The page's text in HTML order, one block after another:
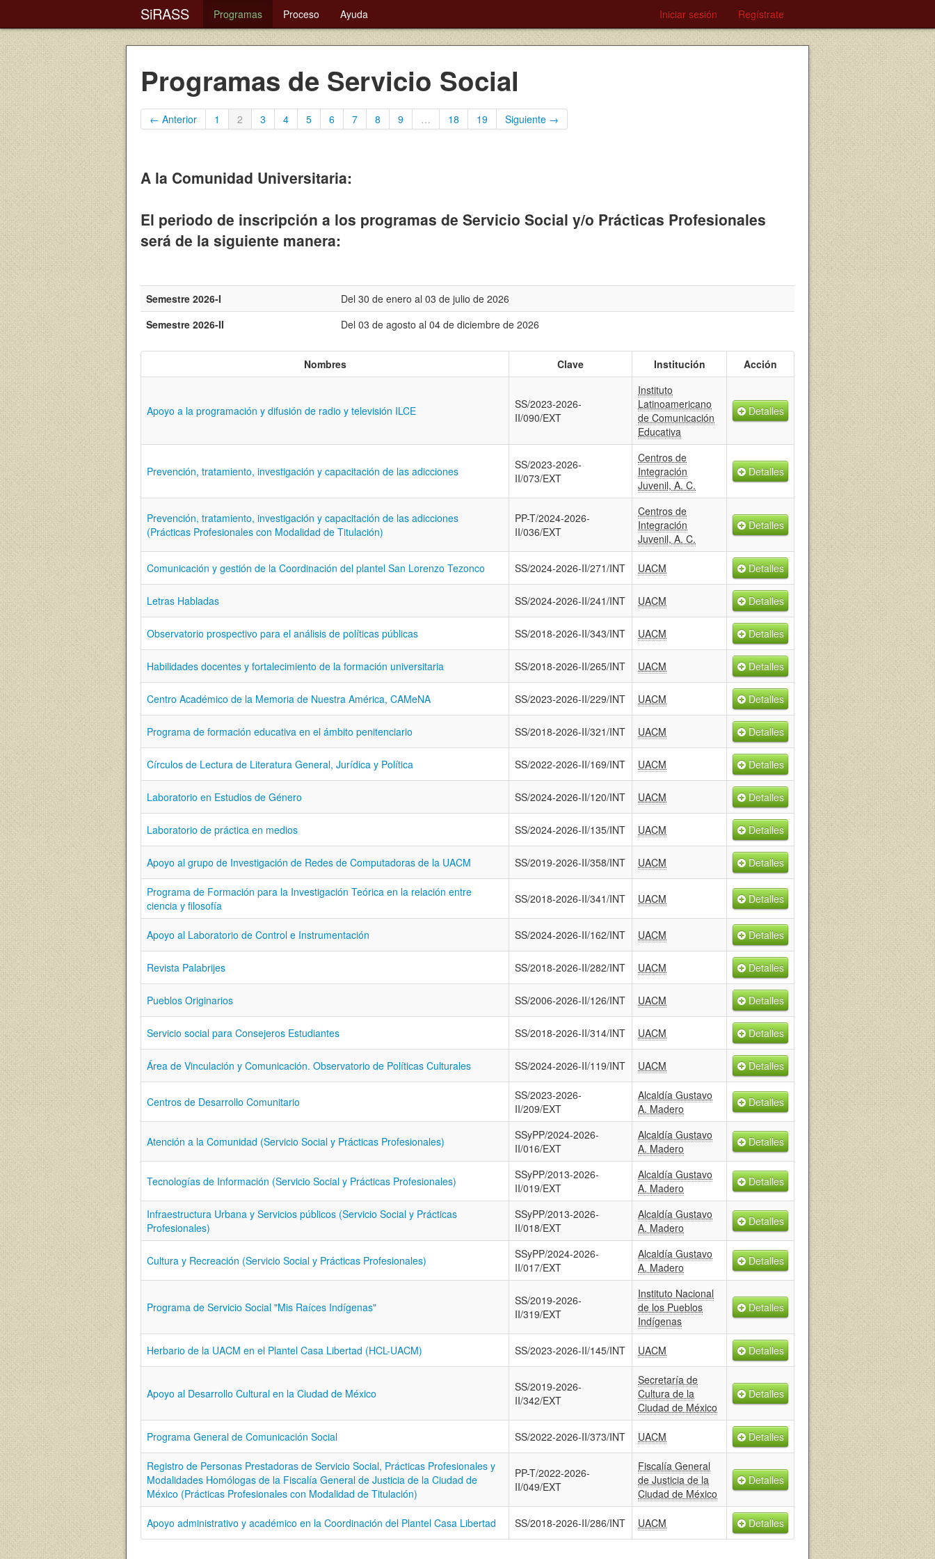
SiRASS Programas Proceso Ayuda Iniciar sesión Regístrate
Programas de Servicio Social
← Anterior 1 2 3 4 5 6 7 8 9 … 18 19 Siguiente →
A la Comunidad Universitaria:
El periodo de inscripción a los programas de Servicio Social y/o Prácticas Profesionales
será de la siguiente manera:
Semestre 2026-I
Del 30 de enero al 03 de julio de 2026
Semestre 2026-II
Del 03 de agosto al 04 de diciembre de 2026
Nombres Clave Institución Acción
Apoyo a la programación y difusión de radio y televisión ILCE
SS/2023-2026-
II/090/EXT
Instituto
Latinoamericano
de Comunicación
Educativa
Detalles
Prevención, tratamiento, investigación y capacitación de las adicciones
SS/2023-2026-
II/073/EXT
Centros de
Integración
Juvenil, A. C.
Detalles
Prevención, tratamiento, investigación y capacitación de las adicciones
(Prácticas Profesionales con Modalidad de Titulación)
PP-T/2024-2026-
II/036/EXT
Centros de
Integración
Juvenil, A. C.
Detalles
Comunicación y gestión de la Coordinación del plantel San Lorenzo Tezonco SS/2024-2026-II/271/INT UACM Detalles
Letras Habladas SS/2024-2026-II/241/INT UACM Detalles
Observatorio prospectivo para el análisis de políticas públicas SS/2018-2026-II/343/INT UACM Detalles
Habilidades docentes y fortalecimiento de la formación universitaria SS/2018-2026-II/265/INT UACM Detalles
Centro Académico de la Memoria de Nuestra América, CAMeNA SS/2023-2026-II/229/INT UACM Detalles
Programa de formación educativa en el ámbito penitenciario SS/2018-2026-II/321/INT UACM Detalles
Círculos de Lectura de Literatura General, Jurídica y Política SS/2022-2026-II/169/INT UACM Detalles
Laboratorio en Estudios de Género SS/2024-2026-II/120/INT UACM Detalles
Laboratorio de práctica en medios SS/2024-2026-II/135/INT UACM Detalles
Apoyo al grupo de Investigación de Redes de Computadoras de la UACM SS/2019-2026-II/358/INT UACM Detalles
Programa de Formación para la Investigación Teórica en la relación entre
ciencia y filosofía
SS/2018-2026-II/341/INT UACM Detalles
Apoyo al Laboratorio de Control e Instrumentación SS/2024-2026-II/162/INT UACM Detalles
Revista Palabrijes SS/2018-2026-II/282/INT UACM Detalles
Pueblos Originarios SS/2006-2026-II/126/INT UACM Detalles
Servicio social para Consejeros Estudiantes SS/2018-2026-II/314/INT UACM Detalles
Área de Vinculación y Comunicación. Observatorio de Políticas Culturales SS/2024-2026-II/119/INT UACM Detalles
Centros de Desarrollo Comunitario
SS/2023-2026-
II/209/EXT
Alcaldía Gustavo
A. Madero
Detalles
Atención a la Comunidad (Servicio Social y Prácticas Profesionales)
SSyPP/2024-2026-
II/016/EXT
Alcaldía Gustavo
A. Madero
Detalles
Tecnologías de Información (Servicio Social y Prácticas Profesionales)
SSyPP/2013-2026-
II/019/EXT
Alcaldía Gustavo
A. Madero
Detalles
Infraestructura Urbana y Servicios públicos (Servicio Social y Prácticas
Profesionales)
SSyPP/2013-2026-
II/018/EXT
Alcaldía Gustavo
A. Madero
Detalles
Cultura y Recreación (Servicio Social y Prácticas Profesionales)
SSyPP/2024-2026-
II/017/EXT
Alcaldía Gustavo
A. Madero
Detalles
Programa de Servicio Social "Mis Raíces Indígenas"
SS/2019-2026-
II/319/EXT
Instituto Nacional
de los Pueblos
Indígenas
Detalles
Herbario de la UACM en el Plantel Casa Libertad (HCL-UACM) SS/2023-2026-II/145/INT UACM Detalles
Apoyo al Desarrollo Cultural en la Ciudad de México
SS/2019-2026-
II/342/EXT
Secretaría de
Cultura de la
Ciudad de México
Detalles
Programa General de Comunicación Social SS/2022-2026-II/373/INT UACM Detalles
Registro de Personas Prestadoras de Servicio Social, Prácticas Profesionales y
Modalidades Homólogas de la Fiscalía General de Justicia de la Ciudad de
México (Prácticas Profesionales con Modalidad de Titulación)
PP-T/2022-2026-
II/049/EXT
Fiscalía General
de Justicia de la
Ciudad de México
Detalles
Apoyo administrativo y académico en la Coordinación del Plantel Casa Libertad SS/2018-2026-II/286/INT UACM Detalles